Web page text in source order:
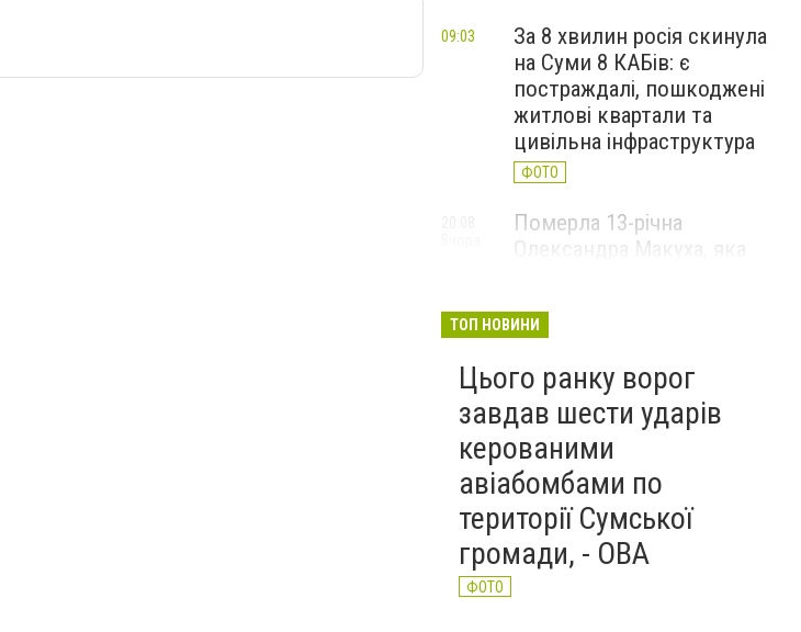
За 8 хвилин росія скинула
на Суми 8 КАБів: є
постраждалі, пошкоджені
житлові квартали та
цивільна інфраструктура
ФОТО
09:03
Померла 13-річна
Олександра Макуха, яка
атаки
ТОП НОВИНИ
Цього ранку ворог
завдав шести ударів
керованими
авіабомбами по
території Сумської
громади, - ОВА
ФОТО